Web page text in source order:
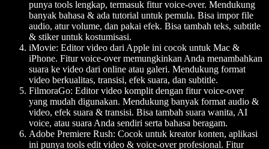
punya tools lengkap, termasuk fitur voice-over. Mendukung
banyak bahasa & ada tutorial untuk pemula. Bisa impor file
audio, atur volume, dan pakai efek. Bisa tambah teks, subtitle
& stiker untuk kostumisasi.
iMovie: Editor video dari Apple ini cocok untuk Mac &
iPhone. Fitur voice-over memungkinkan Anda menambahkan
suara ke video dari online atau galeri. Mendukung format
video berkualitas, transisi, efek suara, dan subtitle.
FilmoraGo: Editor video komplit dengan fitur voice-over
yang mudah digunakan. Mendukung banyak format audio &
video, efek suara & transisi. Bisa tambah suara wanita, AI
voice, atau suara Anda sendiri serta bahasa beragam.
Adobe Premiere Rush: Cocok untuk kreator konten, aplikasi
ini punya tools edit video & voice-over profesional. Fitur